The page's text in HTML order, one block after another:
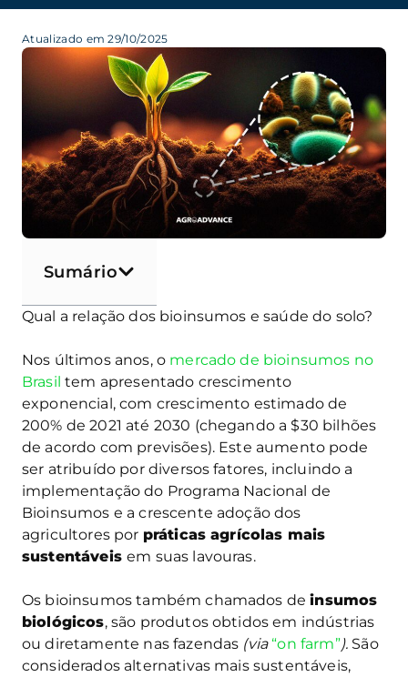
Atualizado em 29/10/2025
Sumário
Qual a relação dos bioinsumos e saúde do solo?
Nos últimos anos, o mercado de bioinsumos no
Brasil tem apresentado crescimento
exponencial, com crescimento estimado de
200% de 2021 até 2030 (chegando a $30 bilhões
de acordo com previsões). Este aumento pode
ser atribuído por diversos fatores, incluindo a
implementação do Programa Nacional de
Bioinsumos e a crescente adoção dos
agricultores por práticas agrícolas mais
sustentáveisem suas lavouras.
Os bioinsumos também chamados deinsumos
biológicos, são produtos obtidos em indústrias
ou diretamente nas fazendas (via “on farm”). São
considerados alternativas mais sustentáveis,